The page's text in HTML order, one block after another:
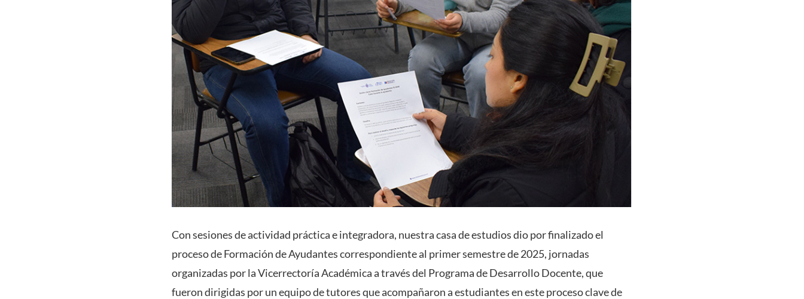
Con sesiones de actividad práctica e integradora, nuestra casa de estudios dio por finalizado el
proceso de Formación de Ayudantes correspondiente al primer semestre de 2025, jornadas
organizadas por la Vicerrectoría Académica a través del Programa de Desarrollo Docente, que
fueron dirigidas por un equipo de tutores que acompañaron a estudiantes en este proceso clave de